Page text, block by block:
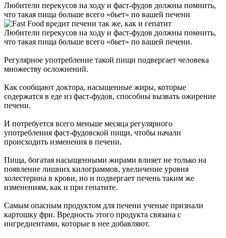
Любители перекусов на ходу и фаст-фудов должны помнить,
что такая пища больше всего «бьет» по вашей печени
Любители перекусов на ходу и фаст-фудов должны помнить,
что такая пища больше всего «бьет» по вашей печени.
Регулярное употребление такой пищи подвергает человека
множеству осложнений.
Как сообщают доктора, насыщенные жиры, которые
содержатся в еде из фаст-фудов, способны вызвать ожирение
печени.
И потребуется всего меньше месяца регулярного
употребления фаст-фудовской пищи, чтобы начали
происходить изменения в печени.
Пища, богатая насыщенными жирами влияет не только на
появление лишних килограммов, увеличение уровня
холестерина в крови, но и подвергает печень таким же
изменениям, как и при гепатите.
Самым опасным продуктом для печени ученые признали
картошку фри. Вредность этого продукта связана с
ингредиентами, которые в нее добавляют.